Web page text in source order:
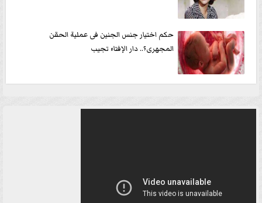
حكم اختيار جنس الجنين فى عملية الحقن
المجهرى؟.. دار الإفتاء تجيب